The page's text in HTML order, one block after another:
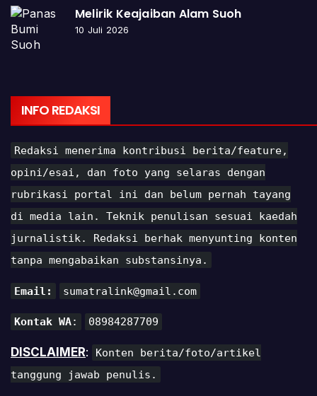
Melirik Keajaiban Alam Suoh
10 Juli 2026
INFO REDAKSI
Redaksi menerima kontribusi berita/feature,
opini/esai, dan foto yang selaras dengan
rubrikasi portal ini dan belum pernah tayang
di media lain. Teknik penulisan sesuai kaedah
jurnalistik. Redaksi berhak menyunting konten
tanpa mengabaikan substansinya.
Email: sumatralink@gmail.com
Kontak WA: 08984287709
DISCLAIMER:
Konten berita/foto/artikel
tanggung jawab penulis.